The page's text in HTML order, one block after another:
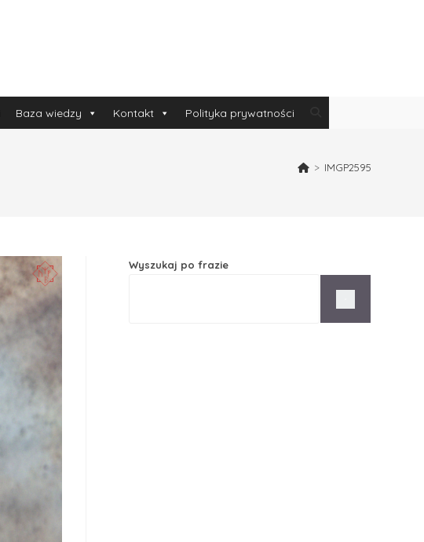
Baza wiedzy Kontakt Polityka prywatności
> IMGP2595
Wyszukaj po frazie